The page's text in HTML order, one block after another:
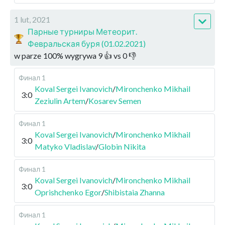
1 lut, 2021
Парные турниры Метеорит.
Февральская буря (01.02.2021)
w parze 100% wygrywa 9👍 vs 0👎
Финал 1
3:0
Koval Sergei Ivanovich/Mironchenko Mikhail
Zeziulin Artem/Kosarev Semen
Финал 1
3:0
Koval Sergei Ivanovich/Mironchenko Mikhail
Matyko Vladislav/Globin Nikita
Финал 1
3:0
Koval Sergei Ivanovich/Mironchenko Mikhail
Oprishchenko Egor/Shibistaia Zhanna
Финал 1